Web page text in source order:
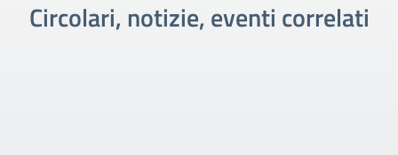
Circolari, notizie, eventi correlati